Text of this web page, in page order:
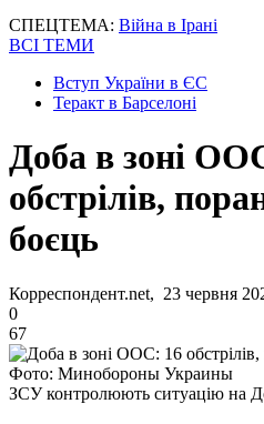
СПЕЦТЕМА: Війна в Ірані
ВСІ ТЕМИ
Вступ України в ЄС
Теракт в Барселоні
Доба в зоні
обстрілів,
боєць
Корреспондент.net, 23 червня
0
67
Фото: Минобороны Украины
ЗСУ контролюють ситуацію на